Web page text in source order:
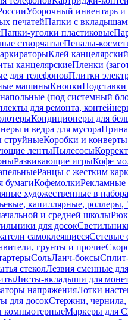
Уборочный инвентарь
печатейПапки с
Папки-уголки пластиковые
створчатыеПеналы-
Клей канцелярский
канцелярскиеПленки
для телефоновПлитки
машиныКнопкиПодставки
(под системный
для ремонта,
Кондиционеры для
и ведра для мусора
струйныеКоробки и
лентыПылесосы
Развивающие игрыКофе
Ранцы с жестким
бумагиКофемолкиРекламные
художественные в
капиллярные,
и средней школы
для досок
самоклеящиесяСетевые
грунты и прочие
СольЛанч-боксы
стеколЛезвия сменные
Листы-вкладыши для
напряженияЛотки
для досокСтержни,
компьютерныеМаркеры для